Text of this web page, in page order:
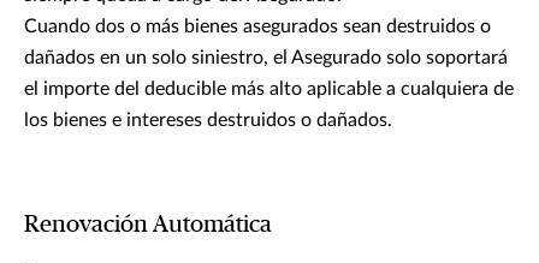
Cuando dos o más bienes asegurados sean destruidos o
dañados en un solo siniestro, el Asegurado solo soportará
el importe del deducible más alto aplicable a cualquiera de
los bienes e intereses destruidos o dañados.
Renovación Automática